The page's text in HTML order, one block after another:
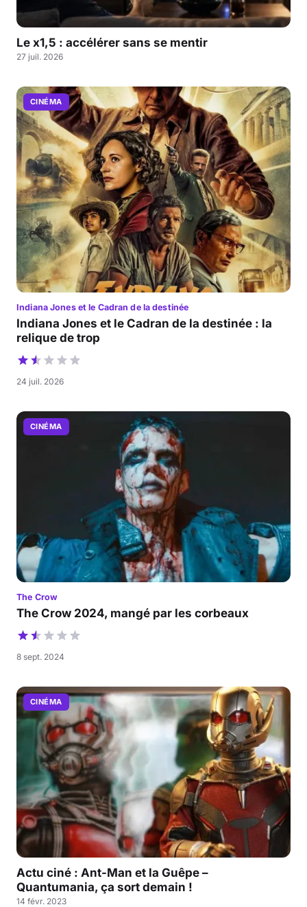
Le x1,5 : accélérer sans se mentir
27 juil. 2026
CINÉMA
Indiana Jones et le Cadran de la destinée
Indiana Jones et le Cadran de la destinée : la
relique de trop
24 juil. 2026
CINÉMA
The Crow
The Crow 2024, mangé par les corbeaux
8 sept. 2024
CINÉMA
Actu ciné : Ant-Man et la Guêpe –
Quantumania, ça sort demain !
14 févr. 2023